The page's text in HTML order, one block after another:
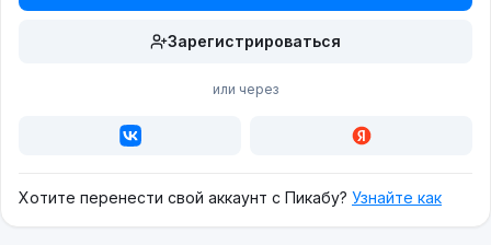
Зарегистрироваться
или через
Хотите перенести свой аккаунт с Пикабу? Узнайте как